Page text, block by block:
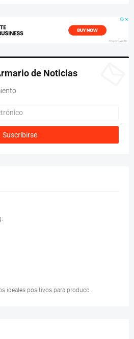
de Noticias
ideales positivos para producc...